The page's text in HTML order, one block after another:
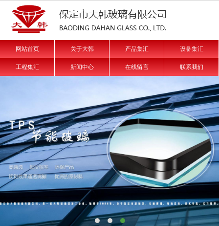
网站首页 关于大韩 产品集汇 设备集汇
工程集汇 新闻中心 在线留言 联系我们